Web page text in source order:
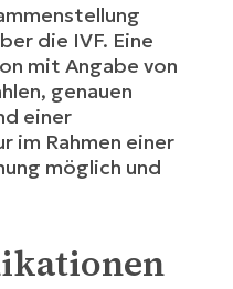
die IVF. Eine
mit Angabe von
genauen
einer
im Rahmen einer
möglich und